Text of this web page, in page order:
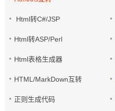
Html转C#/JSP
Html转ASP/Perl
Html表格生成器
HTML/MarkDown互转
正则生成代码